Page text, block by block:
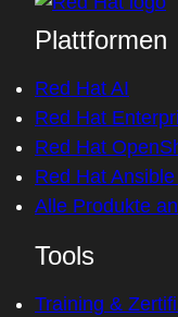
Plattformen
Red Hat AI
Red Hat
Red Hat
Red Hat
Alle Produkte
Tools
Training &